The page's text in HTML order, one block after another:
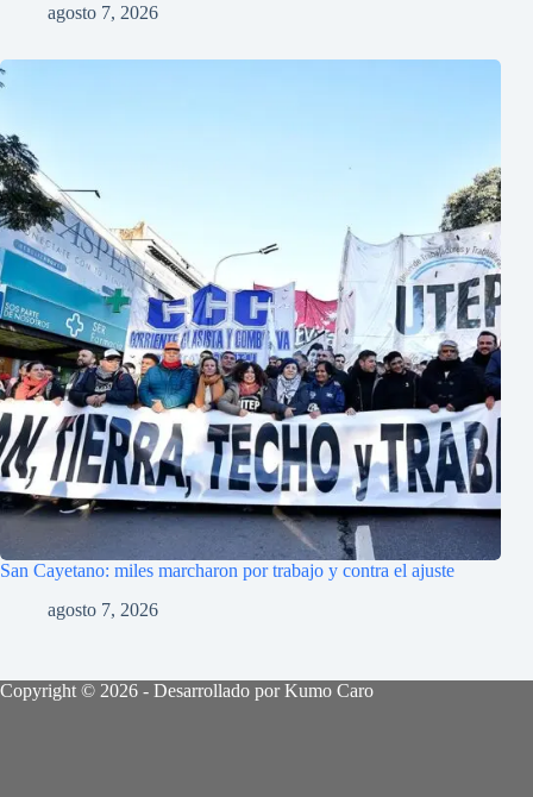
agosto 7, 2026
San Cayetano: miles marcharon por trabajo y contra el ajuste
agosto 7, 2026
Copyright © 2026 - Desarrollado por Kumo Caro